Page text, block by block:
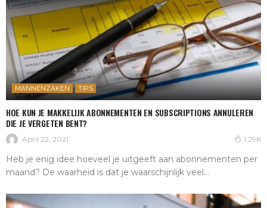
MANNENZAKEN TIPS
HOE KUN JE MAKKELIJK ABONNEMENTEN EN SUBSCRIPTIONS ANNULEREN
DIE JE VERGETEN BENT?
April 22, 2021 1.29K
Heb je enig idee hoeveel je uitgeeft aan abonnementen per
maand? De waarheid is dat je waarschijnlijk veel...